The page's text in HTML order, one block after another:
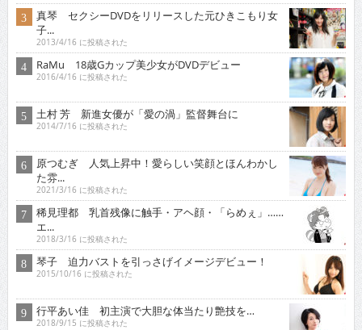
真琴 セクシーDVDをリリースした元ひきこもり女
子...
2013/4/16 に投稿された
RaMu 18歳Gカップ美少女がDVDデビュー
2016/4/16 に投稿された
土村 芳 新進女優が「愛の渦」監督舞台に
2014/7/16 に投稿された
原つむぎ 人気上昇中！愛らしい笑顔とほんわかし
た雰...
2021/3/16 に投稿された
稀見理都 乳首残像に触手・アヘ顔・「らめぇ」……
エ...
2018/3/16 に投稿された
琴子 迫力バストを引っさげイメージデビュー！
2015/10/16 に投稿された
行平あい佳 初主演で大胆な体当たり艶技を…
2018/9/15 に投稿された